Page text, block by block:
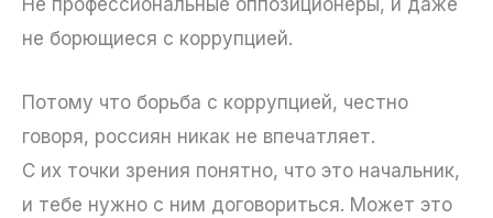
не борющиеся с коррупцией.
Потому что борьба с коррупцией, честно
говоря, россиян никак не впечатляет.
С их точки зрения понятно, что это начальник,
и тебе нужно с ним договориться. Может это